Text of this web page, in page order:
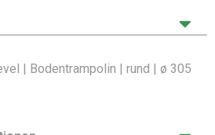
| Bodentrampolin | rund | ø 305
Bodentrampolin 10 ø305 cm